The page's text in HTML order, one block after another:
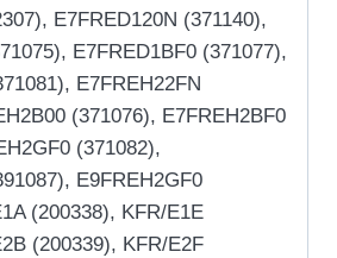
E7FRED120N (371140),
E7FRED1BF0 (371077),
E7FREH22FN
(371076), E7FREH2BF0
(371082),
E9FREH2GF0
(200338), KFR/E1E
(200339), KFR/E2F